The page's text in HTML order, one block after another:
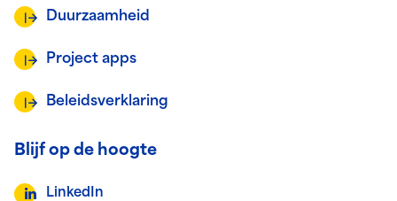
Duurzaamheid
Project apps
Beleidsverklaring
Blijf op de hoogte
LinkedIn